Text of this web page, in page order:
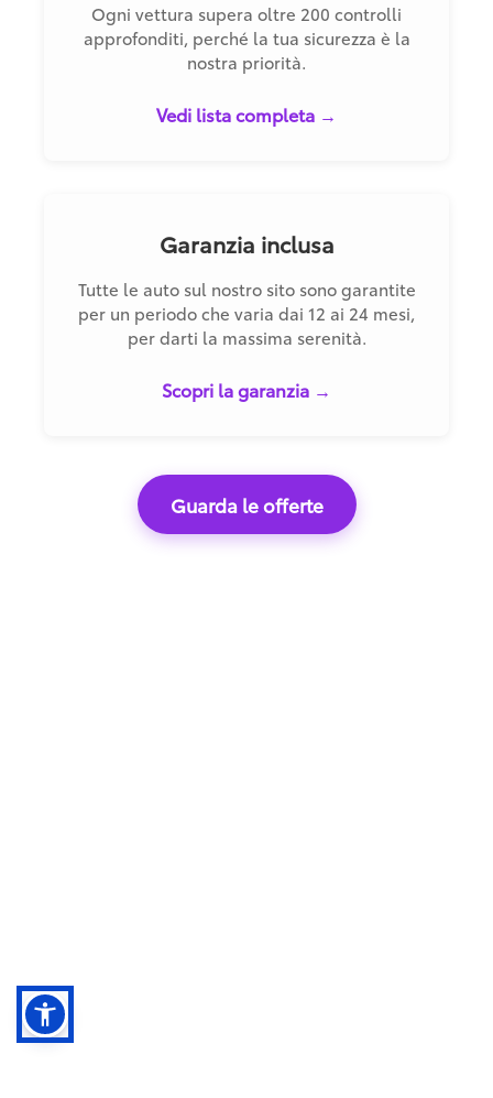
Ogni vettura supera oltre 200 controlli
approfonditi, perché la tua sicurezza è la
nostra priorità.
Vedi lista completa →
Garanzia inclusa
Tutte le auto sul nostro sito sono garantite
per un periodo che varia dai 12 ai 24 mesi,
per darti la massima serenità.
Scopri la garanzia →
Guarda le offerte